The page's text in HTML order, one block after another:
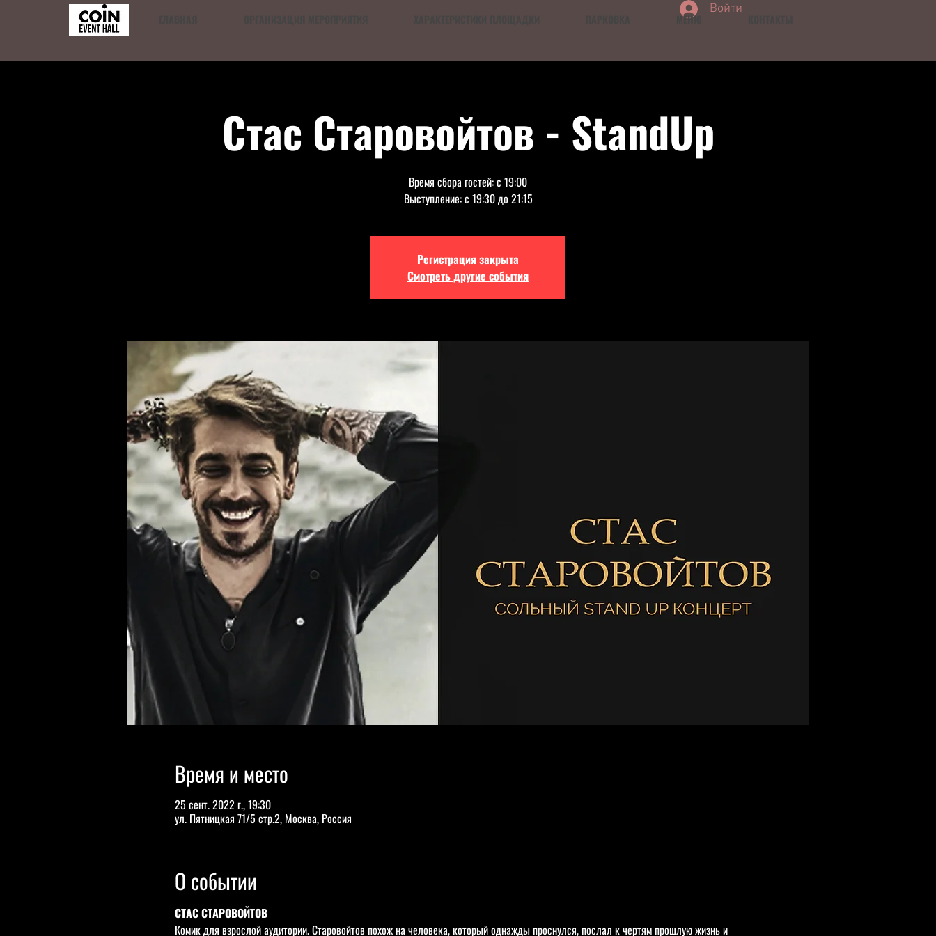
МЕНЮ
Войти
Стас Старовойтов - StandUp
Время сбора гостей: с 19:00
Выступление: с 19:30 до 21:15
Регистрация закрыта
Смотреть другие события
Время и место
25 сент. 2022 г., 19:30
ул. Пятницкая 71/5 стр.2, Москва, Россия
О событии
СТАС СТАРОВОЙТОВ
Комик для взрослой аудитории. Старовойтов похож на человека, который однажды проснулся, послал к чертям прошлую жизнь и